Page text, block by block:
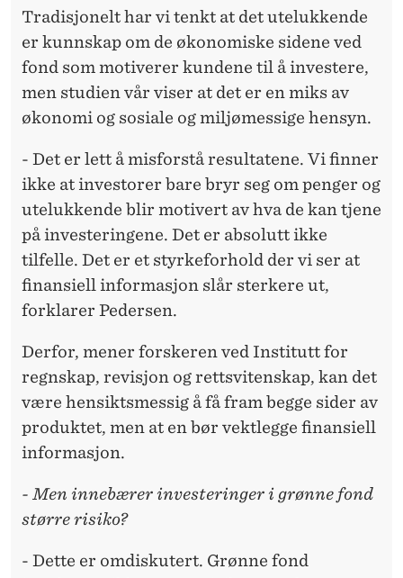
Tradisjonelt har vi tenkt at det utelukkende
er kunnskap om de økonomiske sidene ved
fond som motiverer kundene til å investere,
men studien vår viser at det er en miks av
økonomi og sosiale og miljømessige hensyn.
- Det er lett å misforstå resultatene. Vi finner
ikke at investorer bare bryr seg om penger og
utelukkende blir motivert av hva de kan tjene
på investeringene. Det er absolutt ikke
tilfelle. Det er et styrkeforhold der vi ser at
finansiell informasjon slår sterkere ut,
forklarer Pedersen.
Derfor, mener forskeren ved Institutt for
regnskap, revisjon og rettsvitenskap, kan det
være hensiktsmessig å få fram begge sider av
produktet, men at en bør vektlegge finansiell
informasjon.
- Men innebærer investeringer i grønne fond
større risiko?
- Dette er omdiskutert. Grønne fond